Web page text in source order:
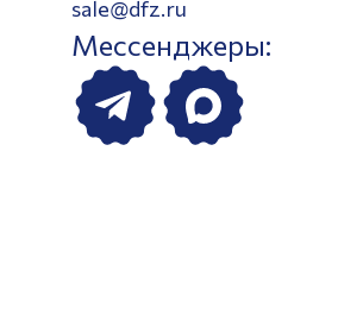
sale@dfz.ru
Мессенджеры: